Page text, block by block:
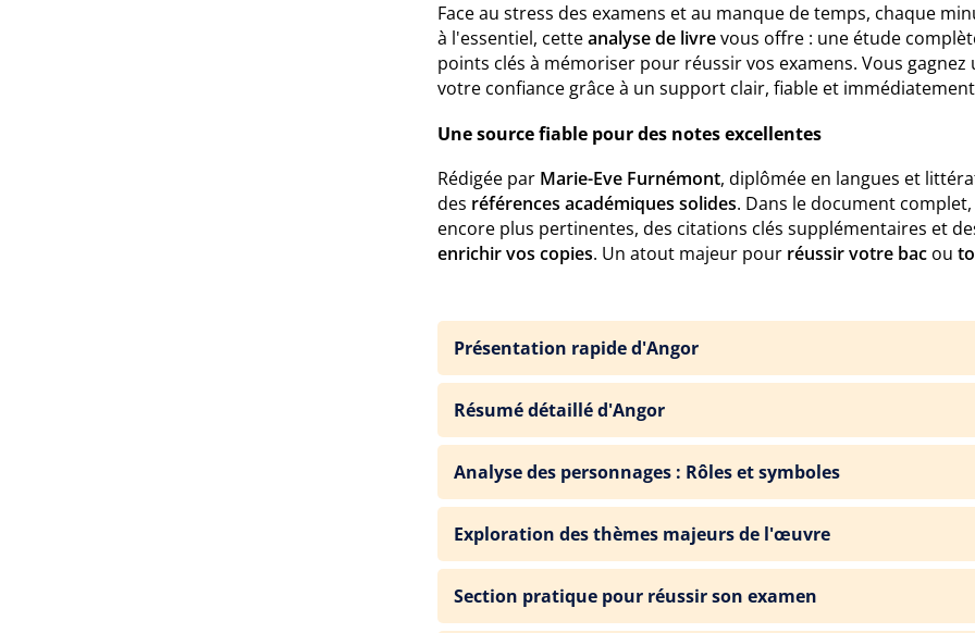
Face au stress des examens et au manque de temps, chaque
à l'essentiel, cetteanalyse de livrevous offre : une étude
points clés à mémoriser pour réussir vos examens. Vous
votre confiance grâce à un support clair, fiable et
Une source fiable pour des notes excellentes
Rédigée par Marie-Eve Furnémont, diplômée en langues et
des références académiques solides. Dans le document
encore plus pertinentes, des citations clés supplémentaires et
enrichir vos copies. Un atout majeur pour réussir votre bac ou
Présentation rapide d'Angor
Résumé détaillé d'Angor
Analyse des personnages : Rôles et symboles
Exploration des thèmes majeurs de l'œuvre
Section pratique pour réussir son examen